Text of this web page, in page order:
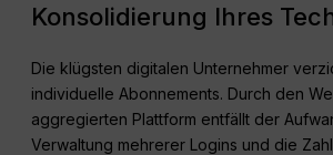
Konsolidierung Ihres
Die klügsten digitalen Unternehmer
individuelle Abonnements. Durch den
aggregierten Plattform entfällt der
Verwaltung mehrerer Logins und die